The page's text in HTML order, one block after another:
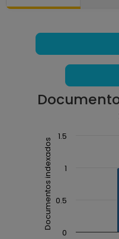
Chart
Combination
The chart has 1
The chart has 1
Documentos indexados
0
0.5
1
1.5